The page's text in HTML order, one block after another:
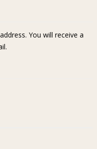
You will receive a